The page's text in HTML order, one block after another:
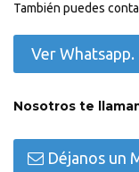
También puedes
Ver Whatsapp.
Nosotros te
Déjanos un